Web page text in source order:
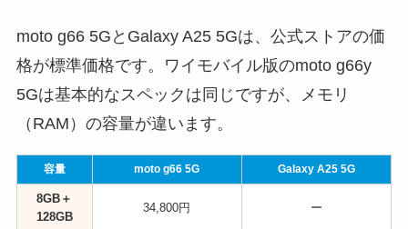
moto g66 5GとGalaxy A25 5Gは、公式ストアの価
格が標準価格です。ワイモバイル版のmoto g66y
5Gは基本的なスペックは同じですが、メモリ
（RAM）の容量が違います。
容量 moto g66 5G Galaxy A25 5G
8GB＋
128GB
34,800円 ー